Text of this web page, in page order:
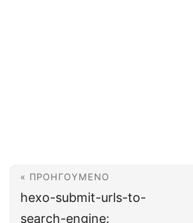
« ΠΡΟΗΓΟΎΜΕΝΟ
hexo-submit-urls-to-
search-engine: